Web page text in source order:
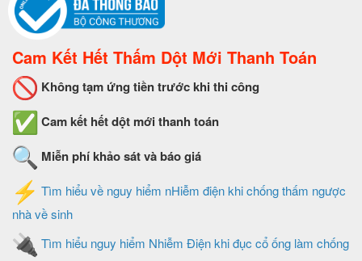
Cam Kết Hết Thấm Dột Mới Thanh Toán
Không tạm ứng tiền trước khi thi công
Cam kết hết dột mới thanh toán
Miễn phí khảo sát và báo giá
Tìm hiểu về nguy hiểm nHiễm điện khi chống thấm ngược
nhà về sinh
Tìm hiểu nguy hiểm Nhiễm Điện khi đục cổ ống làm chống